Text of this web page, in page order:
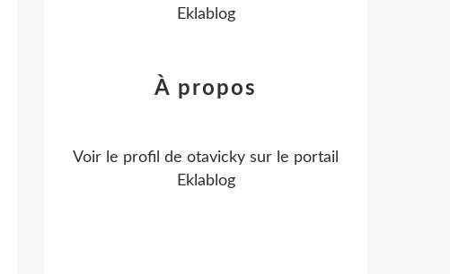
Eklablog
À propos
Voir le profil de otavicky sur le portail
Eklablog